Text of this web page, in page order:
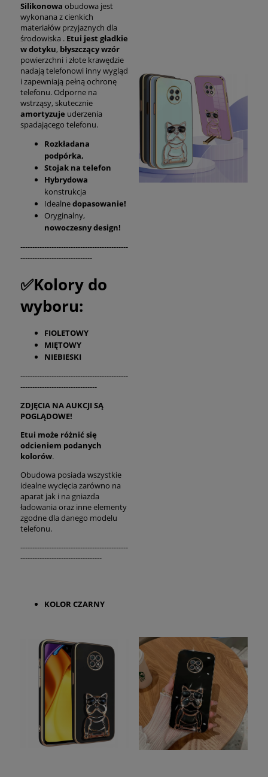
Silikonowa obudowa jest
wykonana z cienkich
materiałów przyjaznych dla
środowiska . Etui jest gładkie
w dotyku, błyszczącywzór
powierzchni i złote krawędzie
nadają telefonowi inny wygląd
i zapewniają pełną ochronę
telefonu. Odporne na
wstrząsy, skutecznie
amortyzuje uderzenia
spadającego telefonu.
Rozkładana
podpórka,
Stojak na telefon
Hybrydowa
konstrukcja
Idealnedopasowanie!
Oryginalny,
nowoczesny design!
---------------------------------------------
------------------------------
✅Kolory do
wyboru:
FIOLETOWY
MIĘTOWY
NIEBIESKI
---------------------------------------------
--------------------------------
ZDJĘCIA NA AUKCJI SĄ
POGLĄDOWE!
Etui może różnić się
odcieniem podanych
kolorów.
Obudowa posiada wszystkie
idealne wycięcia zarówno na
aparat jak i na gniazda
ładowania oraz inne elementy
zgodne dla danego modelu
telefonu.
---------------------------------------------
----------------------------------
KOLOR CZARNY